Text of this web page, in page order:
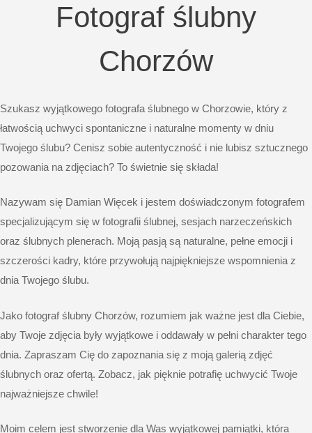
Fotograf ślubny
Chorzów
Szukasz wyjątkowego fotografa ślubnego w Chorzowie, który z
łatwością uchwyci spontaniczne i naturalne momenty w dniu
Twojego ślubu? Cenisz sobie autentyczność i nie lubisz sztucznego
pozowania na zdjęciach? To świetnie się składa!
Nazywam się Damian Więcek i jestem doświadczonym fotografem
specjalizującym się w fotografii ślubnej, sesjach narzeczeńskich
oraz ślubnych plenerach. Moją pasją są naturalne, pełne emocji i
szczerości kadry, które przywołują najpiękniejsze wspomnienia z
dnia Twojego ślubu.
Jako fotograf ślubny Chorzów, rozumiem jak ważne jest dla Ciebie,
aby Twoje zdjęcia były wyjątkowe i oddawały w pełni charakter tego
dnia. Zapraszam Cię do zapoznania się z moją galerią zdjęć
ślubnych oraz ofertą. Zobacz, jak pięknie potrafię uchwycić Twoje
najważniejsze chwile!
Moim celem jest stworzenie dla Was wyjątkowej pamiątki, która